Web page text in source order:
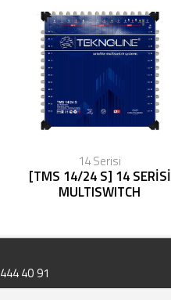
14 Serisi
[TMS 14/24 S] 14 SERİSİ
MULTISWITCH
444 40 91